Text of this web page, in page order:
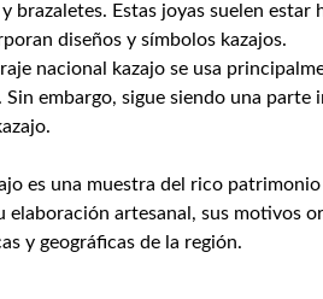
brazaletes. Estas joyas suelen
diseños y símbolos kazajos.
nacional kazajo se usa
embargo, sigue siendo una
es una muestra del rico
elaboración artesanal, sus motivos
y geográficas de la región.